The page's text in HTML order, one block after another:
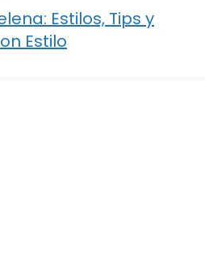
Estilos, Tips y
Estilo